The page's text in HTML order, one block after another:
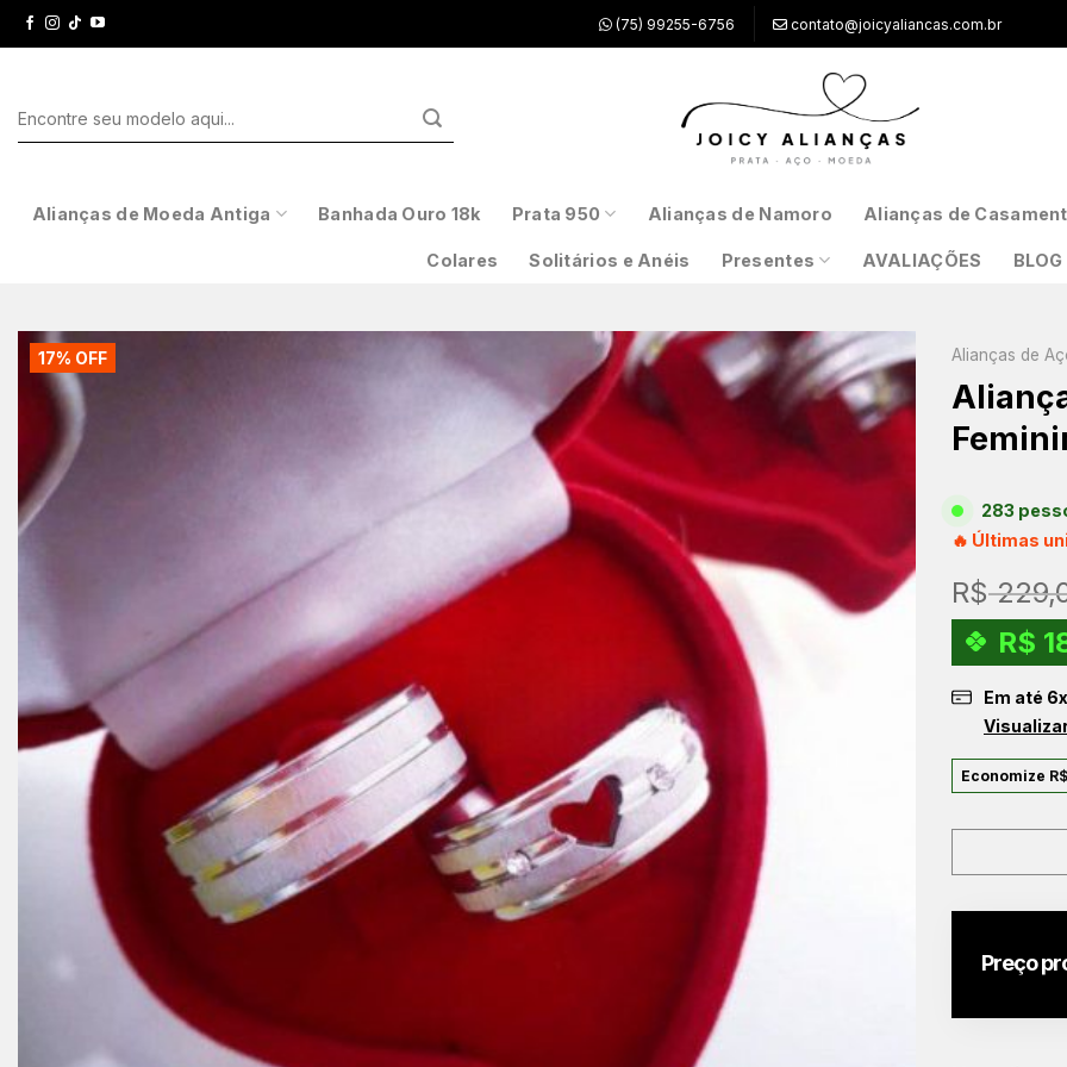
Skip
to
(75) 99255-6756 contato@joicyaliancas.com.br
por:
Alianças de Moeda Antiga Banhada Ouro 18k Prata 950 Alianças de Namoro Alianças de
Colares Solitários e Anéis Presentes AVALIAÇÕES BLOG
17% OFF Alianças de
283
🔥 Últimas
R$
R$
Em até 6
Economize R$
Preço